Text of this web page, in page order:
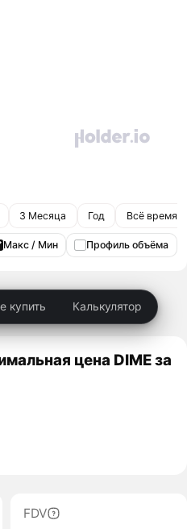
3 Месяца Год Всё время
Макс / Мин Профиль объёма
купить Калькулятор
цена DIME за
FDV